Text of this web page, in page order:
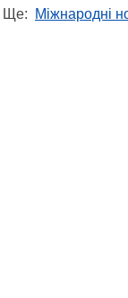
Ще: Міжнародні